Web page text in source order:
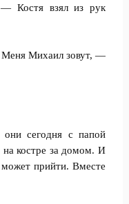
Костя взял из рук
Михаил зовут, —
они сегодня с папой
на костре за домом. И
прийти. Вместе